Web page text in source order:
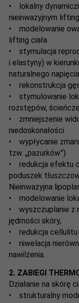
• lokalny
nieinwazyjnym
• modelowanie
lifting ciała
• stymulacja
i elastyny) w
naturalnego
• rekonstrukcja
• stymulowanie
rozstępów,
• zmniejszenie
niedoskonałości
• wypłycanie
tzw. „pazurków”)
• redukcja efektu
poduszek
Nieinwazyjna
• modelowanie
• wyszczuplanie z
jędrności skóry,
• redukcja cellulitu
• niwelacja
nawilżenia.
2. ZABIEGI
Działanie na skórę
• strukturalny